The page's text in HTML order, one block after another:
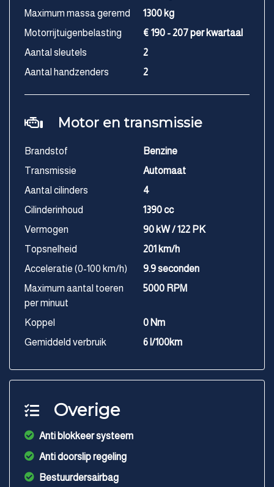
Maximum massa geremd
1300 kg
Motorrijtuigenbelasting
€ 190 - 207 per kwartaal
Aantal sleutels
2
Aantal handzenders
2
Motor en transmissie
Brandstof
Benzine
Transmissie
Automaat
Aantal cilinders
4
Cilinderinhoud
1390 cc
Vermogen
90 kW / 122 PK
Topsnelheid
201 km/h
Acceleratie (0-100 km/h)
9.9 seconden
Maximum aantal toeren
per minuut
5000 RPM
Koppel
0 Nm
Gemiddeld verbruik
6 l/100km
Overige
Anti blokkeer systeem
Anti doorslip regeling
Bestuurdersairbag